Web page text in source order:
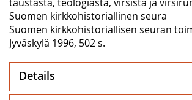
Suomen kirkkohistoriallinen seura
Suomen kirkkohistoriallisen seuran
Jyväskylä 1996, 502 s.
Details